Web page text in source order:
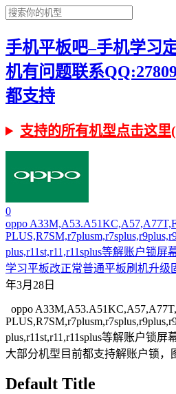
手机平板吧–手机学习
机有问题联系
都支持
支持的所有机型点击这里
0
oppo
plus,r11st,r11,r11splus等解账户锁屏
学习平板改正常普通平板刷机升级
年3月28日
oppo
plus,r11st,r11,r11splus等解账户锁
大部分机型目前都支持解账户锁，
Default Title